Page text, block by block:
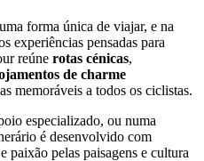
forma única de viajar, e na
experiências pensadas para
reúne rotas cénicas,
de charme
memoráveis a todos os ciclistas.
especializado, ou numa
é desenvolvido com
paixão pelas paisagens e cultura